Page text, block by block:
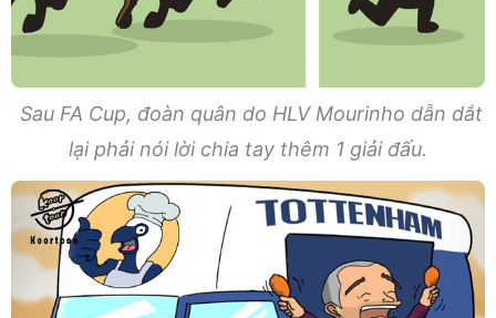
Sau FA Cup, đoàn quân do HLV Mourinho dẫn dắt
lại phải nói lời chia tay thêm 1 giải đấu.